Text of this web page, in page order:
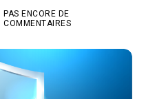
PAS ENCORE DE
COMMENTAIRES